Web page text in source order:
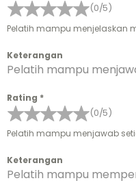
(0/5)
Pelatih mampu menjelaskan
Keterangan
Pelatih mampu
Rating *
(0/5)
Pelatih mampu menjawab
Keterangan
Pelatih mampu